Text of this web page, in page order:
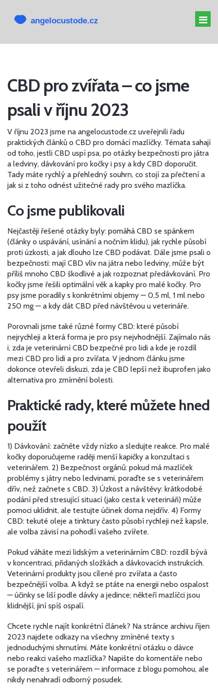
MELATONIN PSOVI
CBD PRO PSA
ALTERNATIVY K CBD
CBD pro zvířata – co jsme
psali v říjnu 2023
V říjnu 2023 jsme na angelocustode.cz uveřejnili řadu
praktických článků o CBD pro domácí mazlíčky. Témata sahají
od toho, jestli CBD uspí psa, po otázky bezpečnosti pro játra
a ledviny, dávkování pro kočky i psy a kdy CBD doporučit.
Tady máte rychlý a přehledný souhrn, co stojí za přečtení a
jak si z toho odnést užitečné rady pro svého mazlíčka.
Co jsme publikovali
Nejčastěji řešené otázky byly: pomáhá CBD se spánkem
(články o uspávání, usínání a nočním klidu), jak rychle působí
proti úzkosti, a jak dlouho lze CBD podávat. Dále jsme psali o
bezpečnosti: mají CBD vliv na játra nebo ledviny, může být
příliš mnoho CBD škodlivé a jak rozpoznat předávkování. Pro
kočky jsme řešili optimální věk a kapky pro malé kočky. Pro
psy jsme poradily s konkrétními objemy — 0,5 ml, 1 ml nebo
250 mg — a kdy dát CBD před návštěvou u veterináře.
Porovnali jsme také různé formy CBD: které působí
nejrychleji a která forma je pro psy nejvhodnější. Zajímalo nás
i, zda je veterinární CBD bezpečné pro lidi a kde je rozdíl
mezi CBD pro lidi a pro zvířata. V jednom článku jsme
dokonce otevřeli diskuzi, zda je CBD lepší než ibuprofen jako
alternativa pro zmírnění bolesti.
Praktické rady, které můžete hned
použít
1) Dávkování: začněte vždy nízko a sledujte reakce. Pro malé
kočky doporučujeme raději menší kapičky a konzultaci s
veterinářem. 2) Bezpečnost orgánů: pokud má mazlíček
problémy s játry nebo ledvinami, poraďte se s veterinářem
dřív, než začnete s CBD. 3) Úzkost a návštěvy: krátkodobé
podání před stresující situací (jako cesta k veterináři) může
pomoci uklidnit, ale testujte účinek doma nejdřív. 4) Formy
CBD: tekuté oleje a tinktury často působí rychleji než kapsle,
ale volba závisí na pohodlí vašeho zvířete.
Pokud váháte mezi lidským a veterinárním CBD: rozdíl bývá
v koncentraci, přidaných složkách a dávkovacích instrukcích.
Veterinární produkty jsou cílené pro zvířata a často
bezpečnější volba. A když se ptáte na energii nebo ospalost
— účinky se liší podle dávky a jedince; někteří mazlíčci jsou
klidnější, jiní spíš ospalí.
Chcete rychle najít konkrétní článek? Na stránce archivu říjen
2023 najdete odkazy na všechny zmíněné texty s
jednoduchými shrnutími. Máte konkrétní otázku o dávce
nebo reakci vašeho mazlíčka? Napište do komentáře nebo
se poraďte s veterinářem — informace z blogu pomohou, ale
nikdy nenahradí odborný posudek.